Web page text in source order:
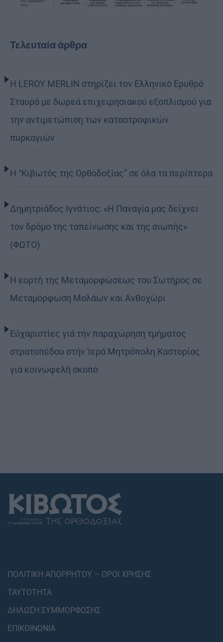
Τελευταία άρθρα
Η LEROY MERLIN στηρίζει τον Ελληνικό Ερυθρό
Σταυρό με δωρεά επιχειρησιακού εξοπλισμού για
την αντιμετώπιση των καταστροφικών
πυρκαγιών
Η “Κιβωτός της Ορθοδοξίας” σε όλα τα περίπτερα
Δημητριάδος Ιγνάτιος: «Η Παναγία μας δείχνει
τον δρόμο της ταπείνωσης και της σιωπής»
(ΦΩΤΟ)
Η εορτή της Μεταμορφώσεως του Σωτήρος σε
Μεταμόρφωση Μολάων και Ανθοχώρι
Εὐχαριστίες γιά τήν παραχώρηση τμήματος
στρατοπέδου στήν Ἱερά Μητρόπολη Καστορίας
γιά κοινωφελῆ σκοπό
ΠΟΛΙΤΙΚΗ ΑΠΟΡΡΗΤΟΥ – ΟΡΟΙ ΧΡΗΣΗΣ
ΤΑΥΤΟΤΗΤΑ
ΔΗΛΩΣΗ ΣΥΜΜΟΡΦΩΣΗΣ
ΕΠΙΚΟΙΝΩΝΙΑ